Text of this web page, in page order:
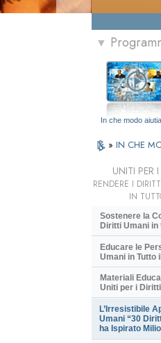
▼
In che modo
» IN CHE
UNITI PER
RENDERE I
IN
Sostenere la
Diritti Umani in
Educare le
Umani in Tutto
Materiali
Uniti per i
L’Irresistibile
Umani “30
ha Ispirato